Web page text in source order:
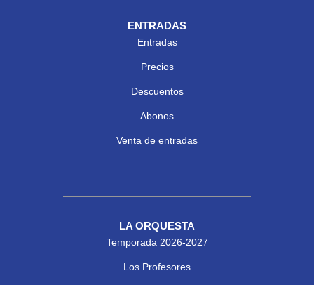
ENTRADAS
Entradas
Precios
Descuentos
Abonos
Venta de entradas
LA ORQUESTA
Temporada 2026-2027
Los Profesores